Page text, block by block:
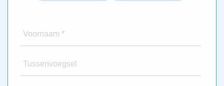
Voornaam *
Tussenvoegsel